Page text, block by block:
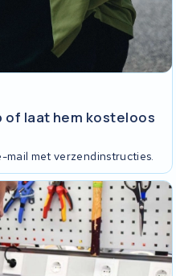
of laat hem kosteloos
met verzendinstructies.